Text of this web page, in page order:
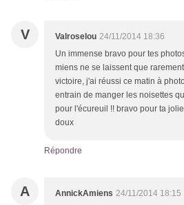
V Valroselou 24/11/2014 18:36
Un immense bravo pour tes
miens ne se laissent que
victoire, j'ai réussi ce matin à
entrain de manger les noisettes
pour l'écureuil !! bravo pour ta
doux
Répondre
A AnnickAmiens 24/11/2014 18:15